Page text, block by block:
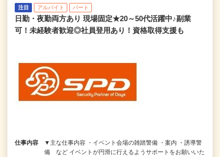
注目 アルバイト パート
日勤・夜勤両方あり 現場固定★20～50代活躍中♪副業
可！未経験者歓迎◎社員登用あり！資格取得支援も
仕事内容
▼主な仕事内容 ・イベント会場の雑踏警備 ・案内 ・誘導警
備 など イベントが円滑に行えるようサポートをお願いいた